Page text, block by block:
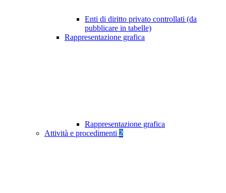
Enti di diritto privato controllati (da
pubblicare in tabelle)
Rappresentazione grafica
Rappresentazione grafica
Attività e procedimenti 2